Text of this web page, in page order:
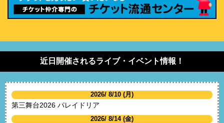
近日開催されるライブ・イベント情報！
2026/ 8/10 (月)
第三舞台2026 パレイドリア
2026/ 8/14 (金)